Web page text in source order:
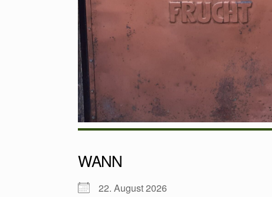
WANN
22. August 2026